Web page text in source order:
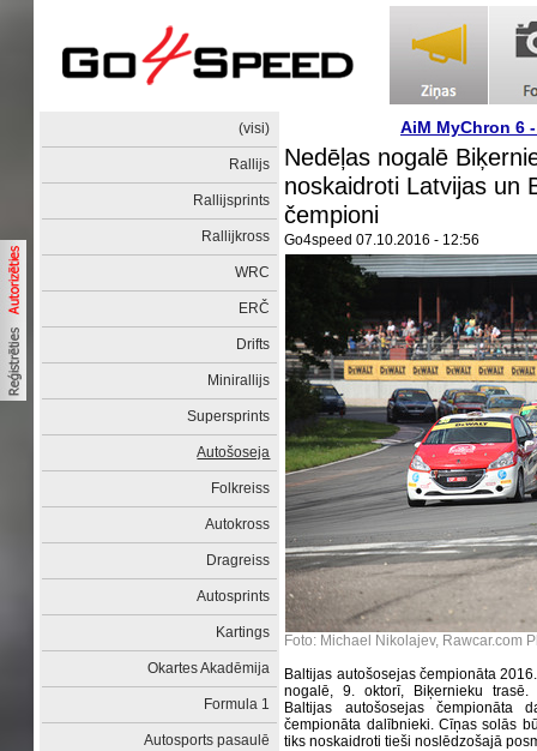
(visi)
Rallijs
Rallijsprints
Rallijkross
WRC
ERČ
Drifts
Minirallijs
Supersprints
Autošoseja
Folkreiss
Autokross
Dragreiss
Autosprints
Kartings
Okartes Akadēmija
Formula 1
Autosports pasaulē
AiM MyChron 6
Nedēļas nogalē
noskaidroti Latvijas un
čempioni
Go4speed 07.10.2016 - 12:56
Foto: Michael Nikolajev, Rawcar.com
Baltijas autošosejas čempionāta
nogalē, 9. oktorī, Biķernieku
Baltijas autošosejas čempionāta
čempionāta dalībnieki. Cīņas solās
tiks noskaidroti tieši noslēdzošajā